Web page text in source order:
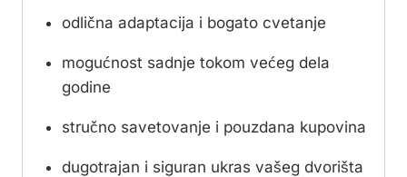
odlična adaptacija i bogato cvetanje
mogućnost sadnje tokom većeg dela
godine
stručno savetovanje i pouzdana kupovina
dugotrajan i siguran ukras vašeg dvorišta